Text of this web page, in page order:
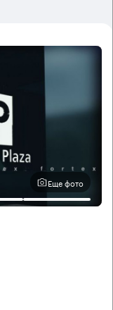
Еще фото